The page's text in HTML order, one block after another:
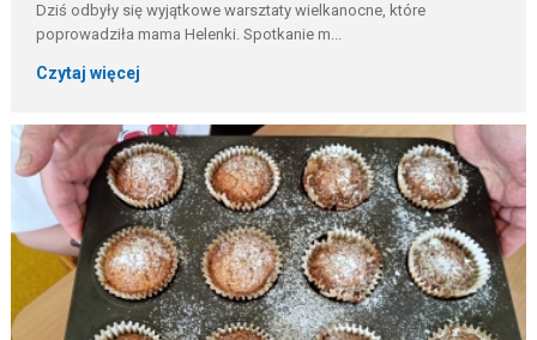
Dziś odbyły się wyjątkowe warsztaty wielkanocne, które
poprowadziła mama Helenki. Spotkanie m...
Czytaj więcej